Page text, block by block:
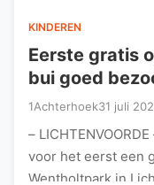
KINDEREN
Eerste gratis
bui goed
1Achterhoek31 juli
–
voor het eerst een
Wentholtpark in